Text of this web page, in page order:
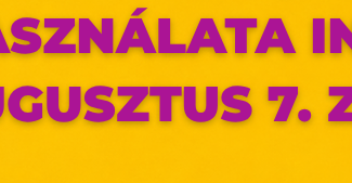
MEGTENNI
az oldal sütiket használ
„cookie"-kat (továbbiakban
melyek információt tárolnak webes